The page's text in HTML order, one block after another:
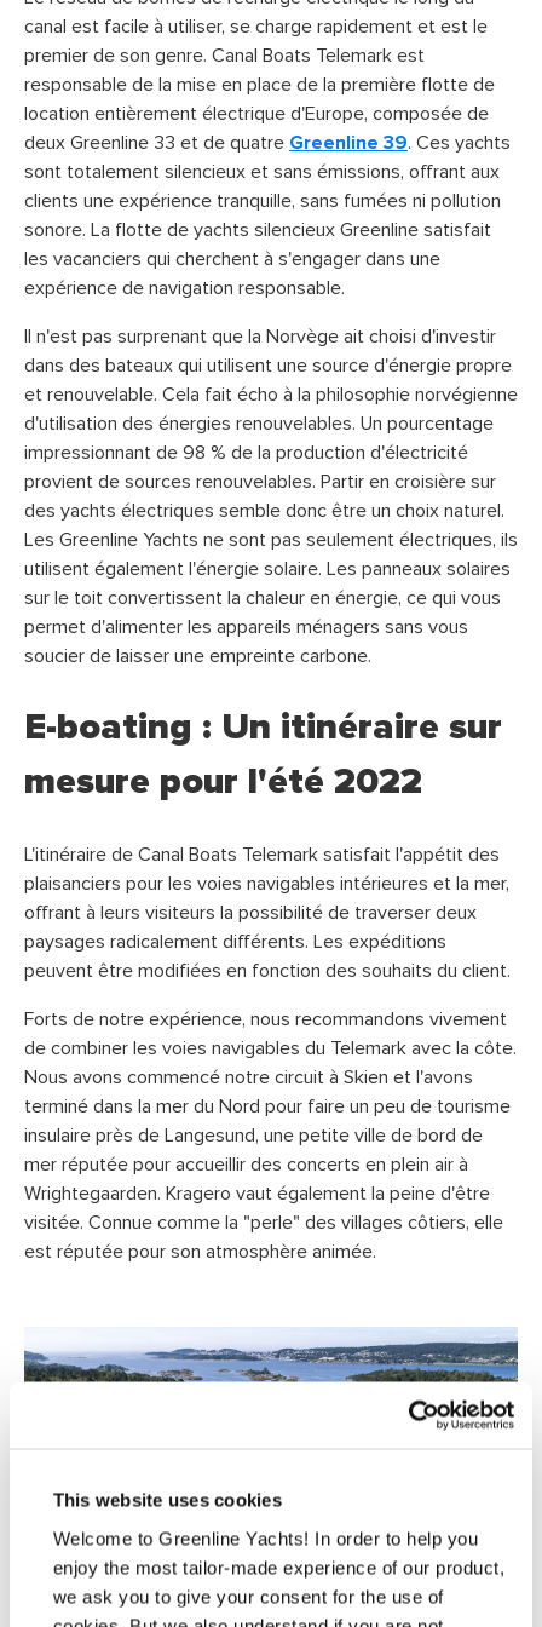
This website uses cookies
Welcome to Greenline Yachts! In order to help you
enjoy the most tailor-made experience of our product,
we ask you to give your consent for the use of
canal est facile à utiliser, se charge rapidement et est le
premier de son genre. Canal Boats Telemark est
responsable de la mise en place de la première flotte de
location entièrement électrique d'Europe, composée de
deux Greenline 33 et de quatre Greenline 39. Ces yachts
sont totalement silencieux et sans émissions, offrant aux
clients une expérience tranquille, sans fumées ni pollution
sonore. La flotte de yachts silencieux Greenline satisfait
les vacanciers qui cherchent à s'engager dans une
expérience de navigation responsable.
Il n'est pas surprenant que la Norvège ait choisi d'investir
dans des bateaux qui utilisent une source d'énergie propre
et renouvelable. Cela fait écho à la philosophie norvégienne
d'utilisation des énergies renouvelables. Un pourcentage
impressionnant de 98 % de la production d'électricité
provient de sources renouvelables. Partir en croisière sur
des yachts électriques semble donc être un choix naturel.
Les Greenline Yachts ne sont pas seulement électriques, ils
utilisent également l'énergie solaire. Les panneaux solaires
sur le toit convertissent la chaleur en énergie, ce qui vous
permet d'alimenter les appareils ménagers sans vous
soucier de laisser une empreinte carbone.
E-boating : Un itinéraire sur
mesure pour l'été 2022
L'itinéraire de Canal Boats Telemark satisfait l'appétit des
plaisanciers pour les voies navigables intérieures et la mer,
offrant à leurs visiteurs la possibilité de traverser deux
paysages radicalement différents. Les expéditions
peuvent être modifiées en fonction des souhaits du client.
Forts de notre expérience, nous recommandons vivement
de combiner les voies navigables du Telemark avec la côte.
Nous avons commencé notre circuit à Skien et l'avons
terminé dans la mer du Nord pour faire un peu de tourisme
insulaire près de Langesund, une petite ville de bord de
mer réputée pour accueillir des concerts en plein air à
Wrightegaarden. Kragero vaut également la peine d'être
visitée. Connue comme la "perle" des villages côtiers, elle
est réputée pour son atmosphère animée.